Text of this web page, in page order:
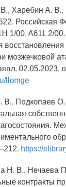
Харебин А. В.,
Российская
1/00, A61L 2/
мозжечковой
02.05.2023.
llomge
В., Подкопаев
https://
Н. В., Нечаева
контракты